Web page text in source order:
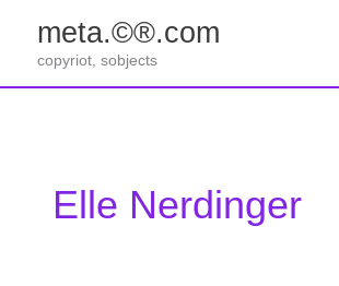
springen
meta.©®.com
copyriot, sobjects
Elle Nerdinger